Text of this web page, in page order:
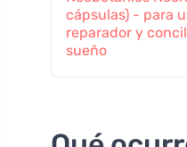
cápsulas) - para
reparador y
sueño